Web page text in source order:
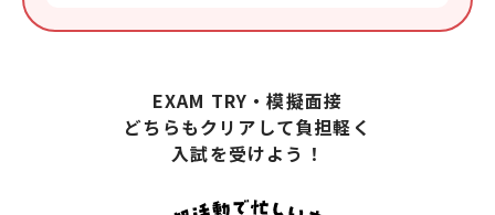
EXAM TRY・模擬面接
どちらもクリアして負担軽く
入試を受けよう！